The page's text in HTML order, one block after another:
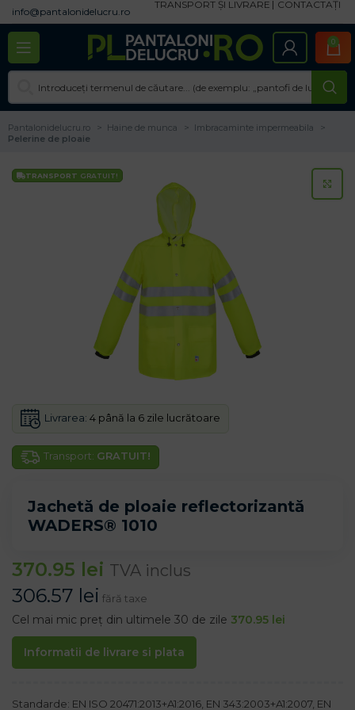
info@pantalonidelucru.ro
TRANSPORT ȘI LIVRARE CONTACTAȚI
0
Pantalonidelucru.ro Haine de munca
Imbracaminte impermeabila
Pelerine de ploaie
TRANSPORT GRATUIT!
Jachetă de ploaie reflectorizantă
WADERS® 1010
Transport: GRATUIT!
Livrarea: 4 până la 6 zile lucrătoare
370.95 lei TVA inclus
306.57 lei fără taxe
Cel mai mic preț din ultimele 30 de zile 370.95 lei
Informatii de livrare si plata
Standarde: EN ISO 20471:2013+A1:2016, EN 343:2003+A1:2007, EN